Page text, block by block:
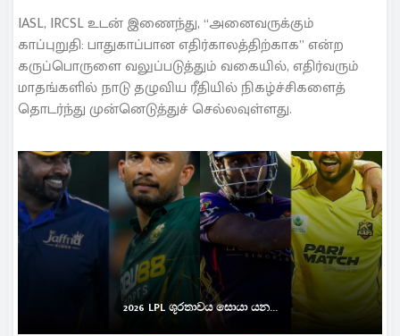
IASL, IRCSL உடன் இணைந்து, “அனைவருக்கும்
காப்புறுதி: பாதுகாப்பான எதிர்காலத்திற்காக” என்ற
கருப்பொருளை வலுப்படுத்தும் வகையில், எதிர்வரும்
மாதங்களில் நாடு தழுவிய ரீதியில் நிகழ்ச்சிகளைத்
தொடர்ந்து முன்னெடுத்துச் செல்லவுள்ளது.
2026 LPL ශූරතාවය සොයා යන...